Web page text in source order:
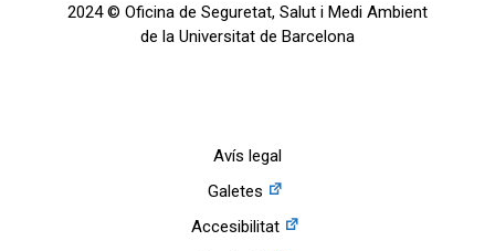
2024 © Oficina de Seguretat, Salut i Medi Ambient
de la Universitat de Barcelona
Avís legal
Galetes
Accesibilitat